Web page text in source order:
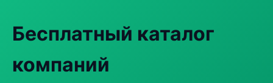
Бесплатный каталог
компаний